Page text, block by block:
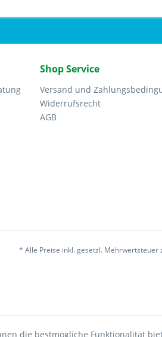
Shop Service
Versand und
Widerrufsrecht
AGB
* Alle Preise inkl. gesetzl. Mehrwertsteuer
die bestmögliche Funktionalität